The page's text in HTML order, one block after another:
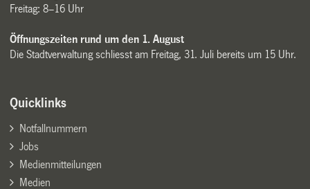
Freitag: 8–16 Uhr
Öffnungszeiten rund um den 1. August
Die Stadtverwaltung schliesst am Freitag, 31. Juli bereits um 15 Uhr.
Quicklinks
Notfallnummern
Jobs
Medienmitteilungen
Medien